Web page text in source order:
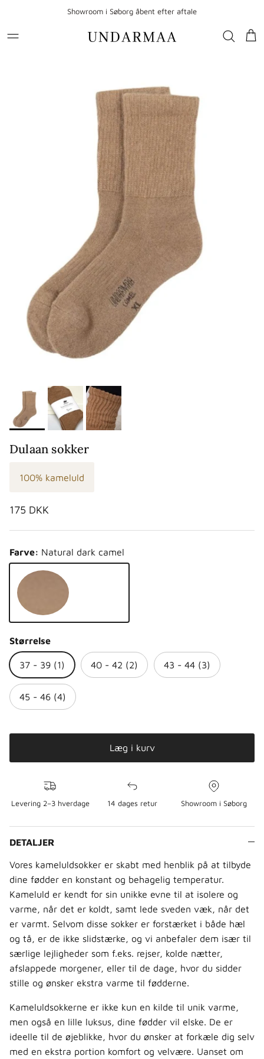
Showroom i Søborg åbent efter aftale
Dulaan sokker
100% kameluld
Normalpris
175 DKK
Farve: Natural dark camel
Natural dark camel
Størrelse
37 - 39 (1) 40 - 42 (2) 43 - 44 (3)
45 - 46 (4)
Læg i kurv
Levering 2–3 hverdage 14 dages retur Showroom i Søborg
DETALJER
Vores kameluldsokker er skabt med henblik på at tilbyde
dine fødder en konstant og behagelig temperatur.
Kameluld er kendt for sin unikke evne til at isolere og
varme, når det er koldt, samt lede sveden væk, når det
er varmt. Selvom disse sokker er forstærket i både hæl
og tå, er de ikke slidstærke, og vi anbefaler dem især til
særlige lejligheder som f.eks. rejser, kolde nætter,
afslappede morgener, eller til de dage, hvor du sidder
stille og ønsker ekstra varme til fødderne.
Kameluldsokkerne er ikke kun en kilde til unik varme,
men også en lille luksus, dine fødder vil elske. De er
ideelle til de øjeblikke, hvor du ønsker at forkæle dig selv
med en ekstra portion komfort og velvære. Uanset om